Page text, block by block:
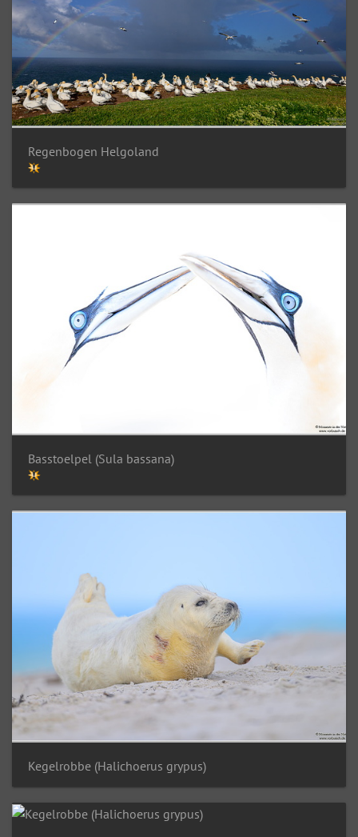
Regenbogen Helgoland
Basstoelpel (Sula bassana)
Kegelrobbe (Halichoerus grypus)